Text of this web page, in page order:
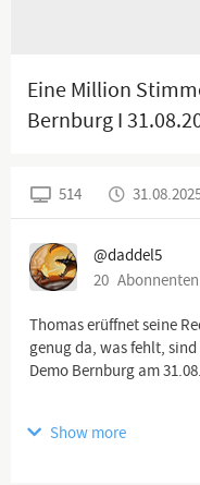
Eine Million
Bernburg I
514
@daddel5
20 Abonnenten
Thomas erüffnet seine
genug da, was fehlt, sind
Demo Bernburg am
❌Haftungsausschluss:❌
Show more